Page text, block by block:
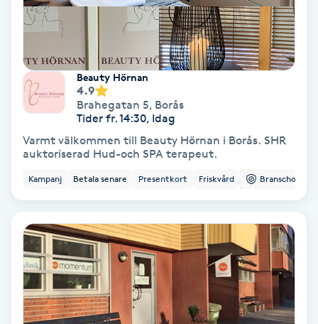
Fransförlängning Volym
Fransk manikyr
Fransrengöring
Frekvensterapi
Friskvård
Friskvårdsmassage
Frisör
Funktionsanalys
Beauty Hörnan
4.9
Brahegatan 5, Borås
Tider fr. 14:30, Idag
Varmt välkommen till Beauty Hörnan i Borås. SHR
auktoriserad Hud-och SPA terapeut.
Kampanj Betala senare Presentkort Friskvård Branschorg.